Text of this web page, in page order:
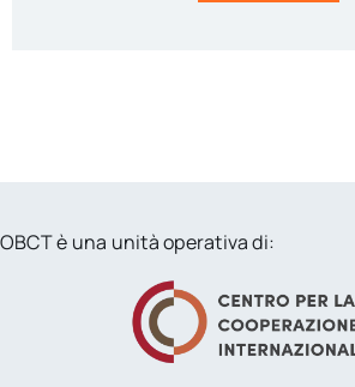
OBCT è una unità operativa di: